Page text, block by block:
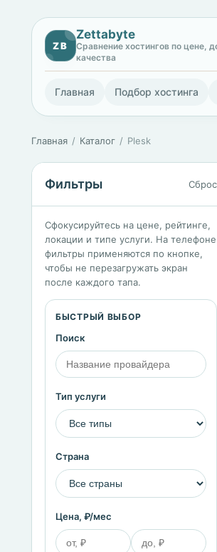
ZB
Zettabyte
Сравнение хостингов по цене,
качества
Главная Подбор хостинга
Главная Каталог Plesk
Фильтры Сброс
Сфокусируйтесь на цене, рейтинге,
локации и типе услуги. На телефоне
фильтры применяются по кнопке,
чтобы не перезагружать экран
после каждого тапа.
БЫСТРЫЙ ВЫБОР
Поиск
Тип услуги
Страна
Цена, ₽/мес